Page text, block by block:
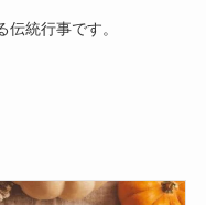
統行事です。